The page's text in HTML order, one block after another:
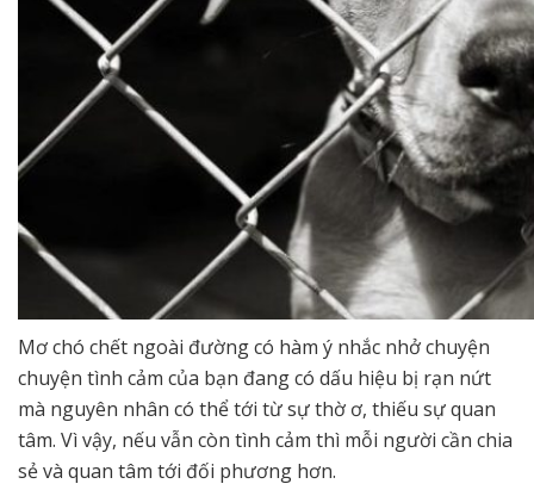
Mơ chó chết ngoài đường có hàm ý nhắc nhở chuyện
chuyện tình cảm của bạn đang có dấu hiệu bị rạn nứt
mà nguyên nhân có thể tới từ sự thờ ơ, thiếu sự quan
tâm. Vì vậy, nếu vẫn còn tình cảm thì mỗi người cần chia
sẻ và quan tâm tới đối phương hơn.